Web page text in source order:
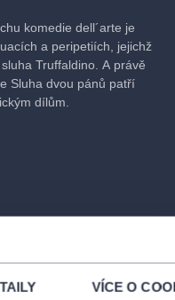
VÍCE O
komedie dell´arte je
a peripetiích, jejichž
Truffaldino. A právě
Sluha dvou pánů patří
dílům.
číslována. Ve